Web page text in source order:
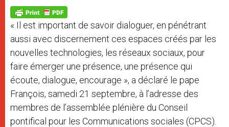
p
p
g
e
r
o
k
« Il est important de savoir dialoguer, en pénétrant
aussi avec discernement ces espaces créés par les
nouvelles technologies, les réseaux sociaux, pour
faire émerger une présence, une présence qui
écoute, dialogue, encourage », a déclaré le pape
François, samedi 21 septembre, à l’adresse des
membres de l’assemblée plénière du Conseil
pontifical pour les Communications sociales (CPCS).